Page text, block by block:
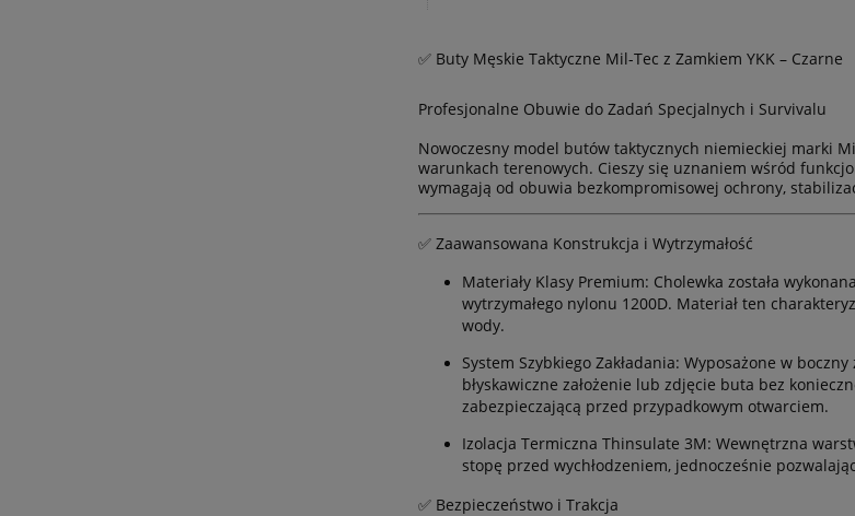
✅ Buty Męskie Taktyczne Mil-Tec z Zamkiem YKK – Czarne
Profesjonalne Obuwie do Zadań Specjalnych i Survivalu
Nowoczesny model butów taktycznych niemieckiej marki
warunkach terenowych. Cieszy się uznaniem wśród
wymagają od obuwia bezkompromisowej ochrony,
✅ Zaawansowana Konstrukcja i Wytrzymałość
Materiały Klasy Premium: Cholewka została
wytrzymałego nylonu 1200D. Materiał ten
wody.
System Szybkiego Zakładania: Wyposażone w
błyskawiczne założenie lub zdjęcie buta bez
zabezpieczającą przed przypadkowym otwarciem.
Izolacja Termiczna Thinsulate 3M: Wewnętrzna
stopę przed wychłodzeniem, jednocześnie
✅ Bezpieczeństwo i Trakcja